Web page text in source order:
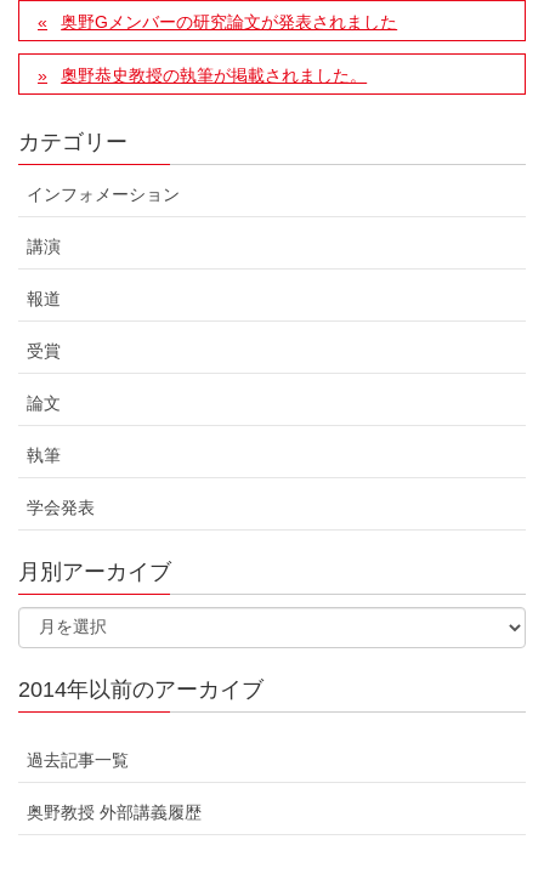
奥野Gメンバーの研究論文が発表されました
奧野恭史教授の執筆が掲載されました。
カテゴリー
インフォメーション
講演
報道
受賞
論文
執筆
学会発表
月別アーカイブ
2014年以前のアーカイブ
過去記事一覧
奥野教授 外部講義履歴